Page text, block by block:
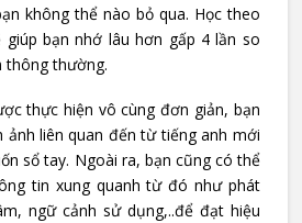
không thể nào bỏ qua. Học theo
giúp bạn nhớ lâu hơn gấp 4 lần so
thông thường.
thực hiện vô cùng đơn giản, bạn
ảnh liên quan đến từ tiếng anh mới
sổ tay. Ngoài ra, bạn cũng có thể
tin xung quanh từ đó như phát
ngữ cảnh sử dụng,..để đạt hiệu